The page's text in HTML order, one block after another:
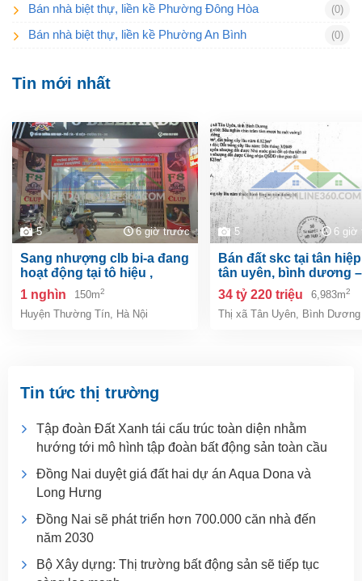
Bán nhà biệt thự, liền kề Phường Đông Hòa (0)
Bán nhà biệt thự, liền kề Phường An Bình (0)
Tin mới nhất
5 6 giờ trước
sang nhượng clb bi-a đang
hoạt động tại tô hiệu ,
thường tín, hà nội
1 nghìn 150m2
Huyện Thường Tín, Hà Nội
5 6 giờ
bán đất skc tại tân hiệp, tp.
tân uyên, bình dương –
6.983m²
34 tỷ 220 triệu 6,983m2
Thị xã Tân Uyên, Bình Dương
Tin tức thị trường
Tập đoàn Đất Xanh tái cấu trúc toàn diện nhằm
hướng tới mô hình tập đoàn bất động sản toàn cầu
Đồng Nai duyệt giá đất hai dự án Aqua Dona và
Long Hưng
Đồng Nai sẽ phát triển hơn 700.000 căn nhà đến
năm 2030
Bộ Xây dựng: Thị trường bất động sản sẽ tiếp tục